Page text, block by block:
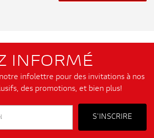
INFORMÉ
notre infolettre pour des invitations à nos
des promotions, et bien plus!